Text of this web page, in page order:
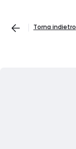
Torna indietro